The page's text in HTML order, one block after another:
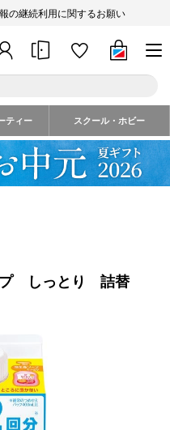
の継続利用に関するお願い
ティー スクール・ホビー
プ しっとり 詰替